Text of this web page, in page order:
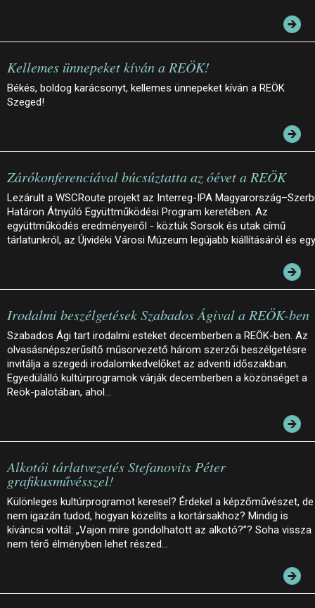
Kellemes ünnepeket kíván a REÖK!
Békés, boldog karácsonyt, kellemes ünnepeket kíván a REÖK
Szeged!
Zárókonferenciával búcsúztatta az óévet a REÖK
Lezárult a WSCRoute projekt az Interreg-IPA
Határon Átnyúló Együttműködési Program keretében. Az
együttműködés eredményeiről - köztük Sorsok és utak című
tárlatunkról, az Újvidéki Városi Múzeum legújabb kiállításáról és
Irodalmi beszélgetések Szabados Ágival a REÖK-ben
Szabados Ági tart irodalmi esteket decemberben a REÖK-ben. Az
olvasásnépszerűsítő műsorvezető három szerzői beszélgetésre
invitálja a szegedi irodalomkedvelőket az adventi időszakban.
Egyedülálló kultúrprogramok várják decemberben a közönséget a
Reök-palotában, ahol…
Alkotói tárlatvezetés Stefanovits Péter
grafikusművésszel!
Különleges kultúrprogramot keresel? Érdekel a képzőművészet, de
nem igazán tudod, hogyan közelíts a kortársakhoz? Mindig is
kíváncsi voltál: „Vajon mire gondolhatott az alkotó?”? Soha vissza
nem térő élményben lehet részed…